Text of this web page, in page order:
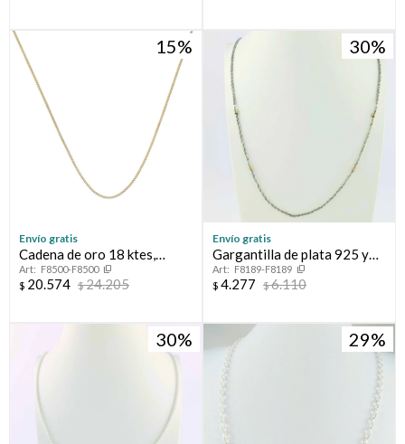
15
Envío gratis
Cadena de oro 18 ktes,
GRUMETTE.
F8500-F8500
$ 20.574 $24.205
30
Envío gratis
Gargantilla de plata 925 y
double en oro 18 ktes.
F8189-F8189
$ 4.277 $6.110
30 29